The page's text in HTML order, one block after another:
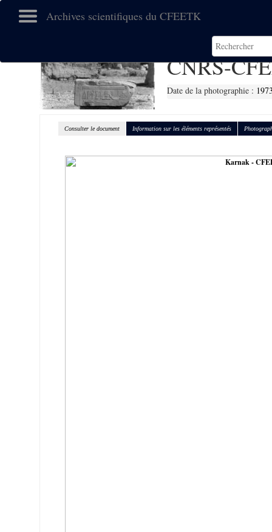
Archives scientifiques du CFEETK
CNRS-
Date de la photographie :
Consulter le document Information sur les éléments représentés